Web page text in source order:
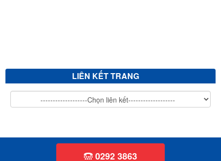
LIÊN KẾT TRANG
0292 3863